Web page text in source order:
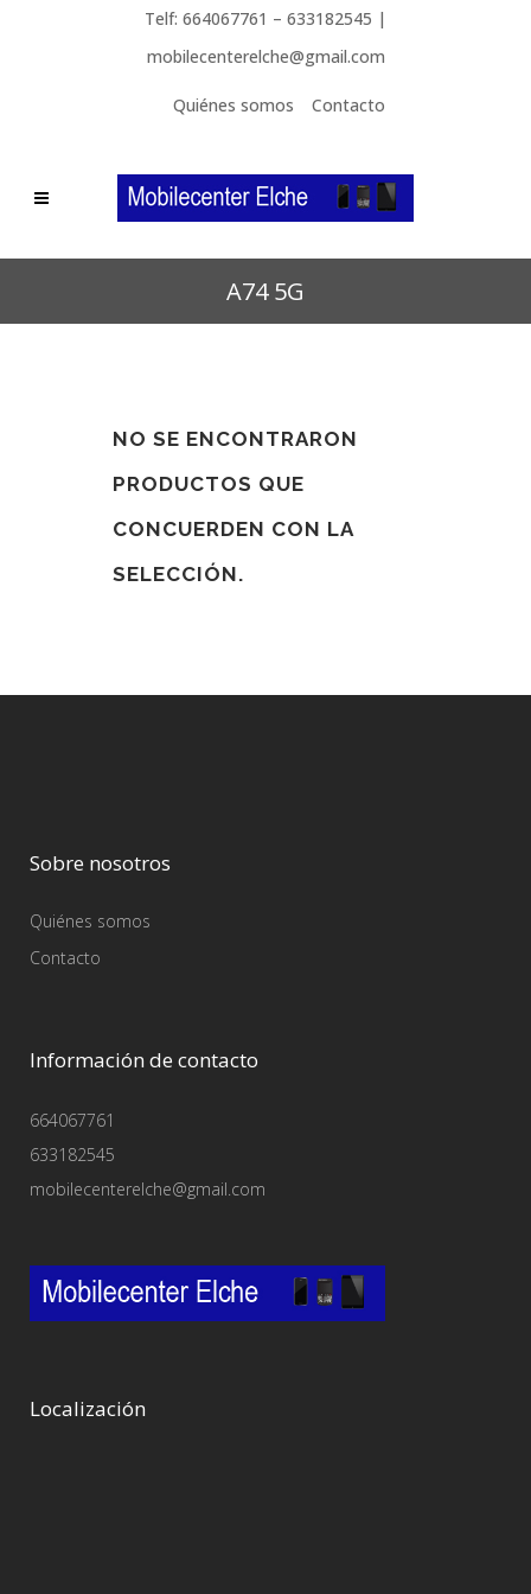
Telf: 664067761 – 633182545 |
mobilecenterelche@gmail.com
Quiénes somos Contacto
A74 5G
NO SE ENCONTRARON
PRODUCTOS QUE
CONCUERDEN CON LA
SELECCIÓN.
Sobre nosotros
Quiénes somos
Contacto
Información de contacto
664067761
633182545
mobilecenterelche@gmail.com
Localización